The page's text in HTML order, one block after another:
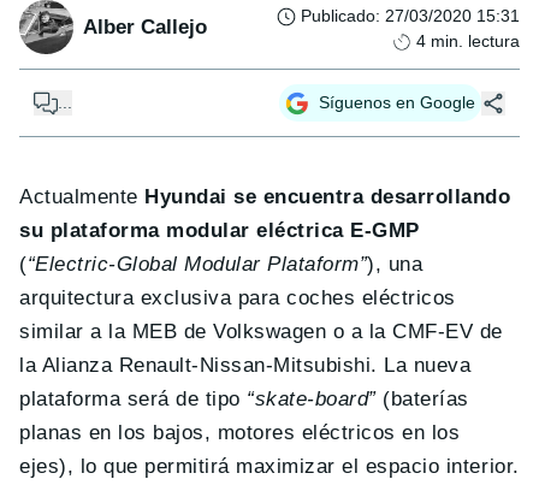
Alber Callejo Publicado: 27/03/2020 15:31
4 min. lectura
... Síguenos en Google
Actualmente Hyundai se encuentra desarrollando
su plataforma modular eléctrica E-GMP
(“Electric-Global Modular Plataform”), una
arquitectura exclusiva para coches eléctricos
similar a la MEB de Volkswagen o a la CMF-EV de
la Alianza Renault-Nissan-Mitsubishi. La nueva
plataforma será de tipo “skate-board”(baterías
planas en los bajos, motores eléctricos en los
ejes), lo que permitirá maximizar el espacio interior.